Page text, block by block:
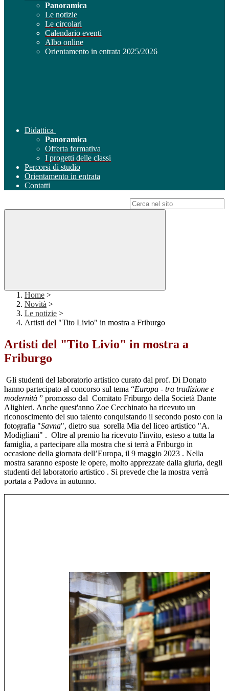
Panoramica
Le notizie
Le circolari
Calendario eventi
Albo online
Orientamento in entrata 2025/2026
Didattica
Panoramica
Offerta formativa
I progetti delle classi
Percorsi di studio
Orientamento in entrata
Contatti
Home >
Novità >
Le notizie >
Artisti del "Tito Livio" in mostra a Friburgo
Artisti del "Tito Livio" in mostra a
Friburgo
Gli studenti del laboratorio artistico curato dal prof. Di Donato
hanno partecipato al concorso sul tema “Europa - tra tradizione e
modernità ” promosso dal Comitato Friburgo della Società Dante
Alighieri. Anche quest'anno Zoe Cecchinato ha ricevuto un
riconoscimento del suo talento conquistando il secondo posto con la
fotografia "Savna", dietro sua sorella Mia del liceo artistico "A.
Modigliani" . Oltre al premio ha ricevuto l'invito, esteso a tutta la
famiglia, a partecipare alla mostra che si terrà a Friburgo in
occasione della giornata dell’Europa, il 9 maggio 2023 . Nella
mostra saranno esposte le opere, molto apprezzate dalla giuria, degli
studenti del laboratorio artistico . Si prevede che la mostra verrà
portata a Padova in autunno.